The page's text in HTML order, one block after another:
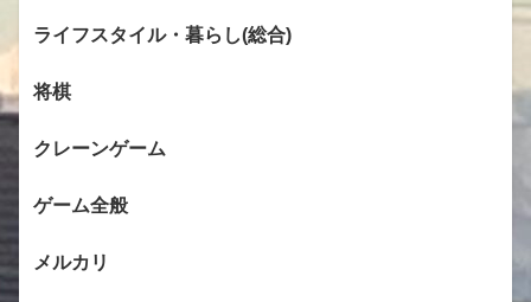
ライフスタイル・暮らし(総合)
将棋
クレーンゲーム
ゲーム全般
メルカリ